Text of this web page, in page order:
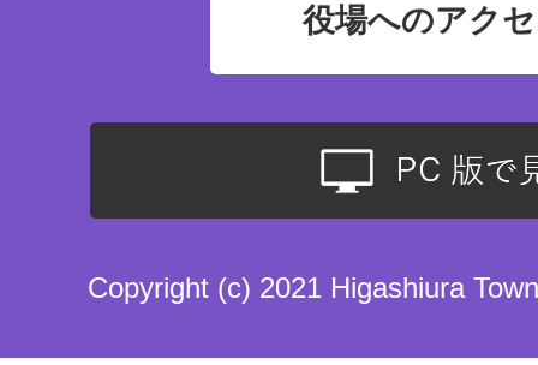
役場へのアク
Copyright (c) 2021 Higashiura